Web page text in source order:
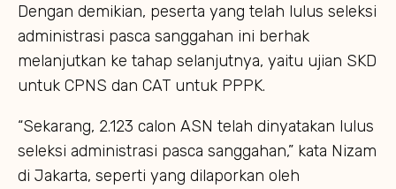
Dengan demikian, peserta yang telah lulus seleksi
administrasi pasca sanggahan ini berhak
melanjutkan ke tahap selanjutnya, yaitu ujian SKD
untuk CPNS dan CAT untuk PPPK.
“Sekarang, 2.123 calon ASN telah dinyatakan lulus
seleksi administrasi pasca sanggahan,” kata Nizam
di Jakarta, seperti yang dilaporkan oleh